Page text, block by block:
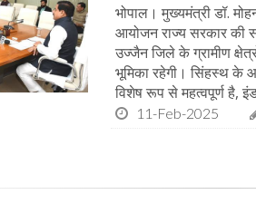
भोपाल। मुख्यमंत्री डॉ.
आयोजन राज्य सरकार की
उज्जैन जिले के ग्रामीण
भूमिका रहेगी। सिंहस्थ के
विशेष रूप से महत्वपूर्ण है,
11-Feb-2025